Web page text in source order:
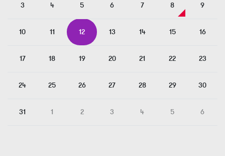
3 4 5 6 7 8 9
10 11 12 13 14 15 16
17 18 19 20 21 22 23
24 25 26 27 28 29 30
31 1 2 3 4 5 6